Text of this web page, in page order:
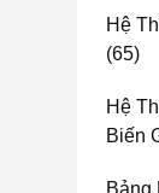
Hệ
(65)
Hệ
Biến
Bảng